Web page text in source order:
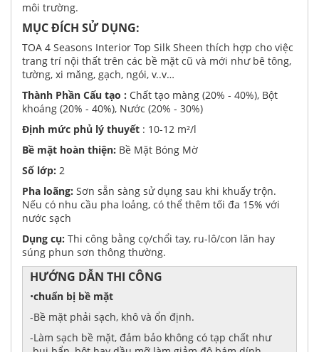
môi trường.
MỤC ĐÍCH SỬ DỤNG:
TOA 4 Seasons Interior Top Silk Sheen thích hợp cho việc
trang trí nội thất trên các bề mặt cũ và mới như bê tông,
tường, xi măng, gạch, ngói, v..v…
Thành Phần Cấu tạo : Chất tạo màng (20% - 40%), Bột
khoáng (20% - 40%), Nước (20% - 30%)
Định mức phủ lý thuyết : 10-12 m²/l
Bề mặt hoàn thiện: Bề Mặt Bóng Mờ
Số lớp: 2
Pha loãng: Sơn sẵn sàng sử dụng sau khi khuấy trộn.
Nếu có nhu cầu pha loảng, có thể thêm tối đa 15% với
nước sạch
Dụng cụ: Thi công bằng cọ/chổi tay, ru-lô/con lăn hay
súng phun sơn thông thường.
HƯỚNG DẪN THI CÔNG
•chuẩn bị bề mặt
-Bề mặt phải sạch, khô và ổn định.
-Làm sạch bề mặt, đảm bảo không có tạp chất như